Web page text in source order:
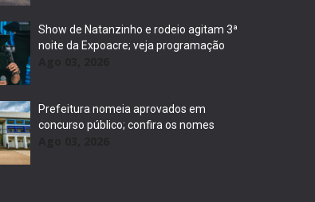
Show de Natanzinho e rodeio agitam 3ª
noite da Expoacre; veja programação
Prefeitura nomeia aprovados em
concurso público; confira os nomes